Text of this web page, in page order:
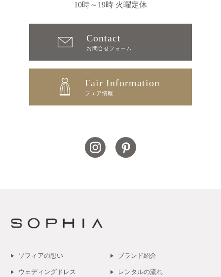
10時～19時 火曜定休
Contact
お問合せフォーム
Fair Information
フェア情報
ソフィアの想い
ウェディングドレス
ブランド紹介
レンタルの流れ